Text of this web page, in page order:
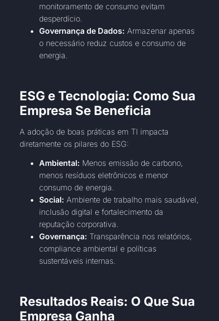
monitoramento de consumo evitam
desperdício.
Governança de Dados: Armazenar apenas
o necessário reduz custos e consumo de
energia.
ESG e Tecnologia: Como Sua
Empresa Se Beneficia
A adoção de boas práticas em TI impacta
diretamente os pilares do ESG:
Ambiental: Menos emissão de carbono,
menos resíduos eletrônicos e menor
consumo de energia.
Social: Ambiente de trabalho mais saudável,
inclusão digital e fortalecimento da
reputação corporativa.
Governança: Transparência nos relatórios,
compliance ambiental e políticas
sustentáveis internas.
Resultados Reais: O Que Sua
Empresa Ganha